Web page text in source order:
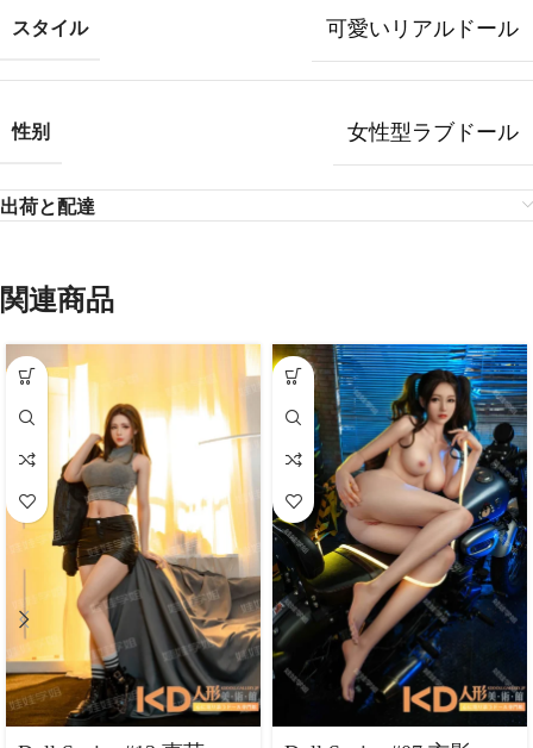
スタイル 可愛いリアルドール
性别 女性型ラブドール
出荷と配達
関連商品